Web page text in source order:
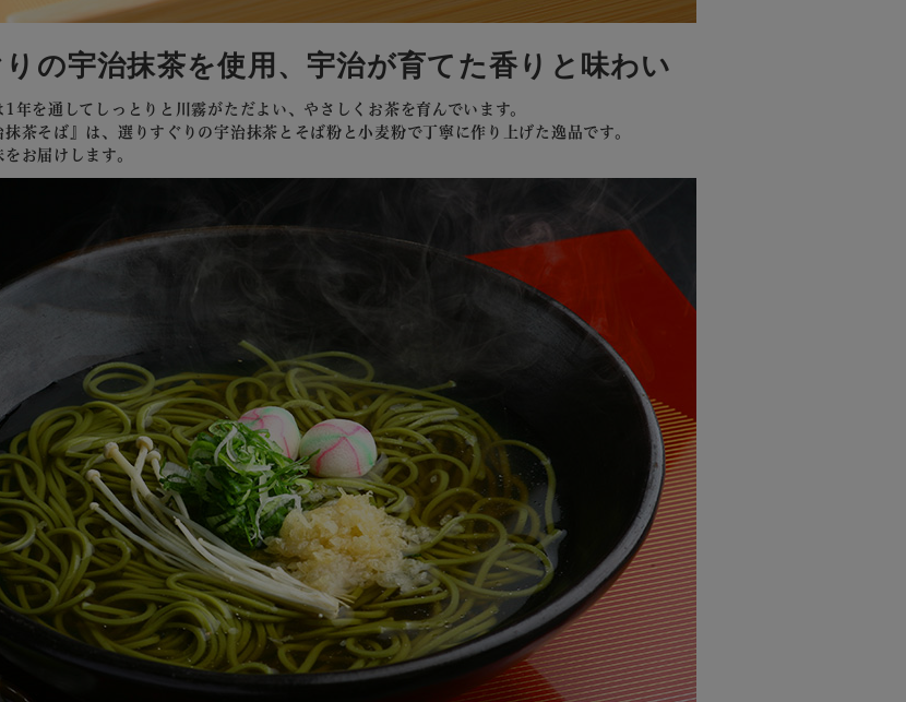
の宇治抹茶を使用、宇治が育てた香りと味わい
年を通してしっとりと川霧がただよい、やさしくお茶を育んでいます。
茶そば』は、選りすぐりの宇治抹茶とそば粉と小麦粉で丁寧に作り上げた逸品です。
お届けします。